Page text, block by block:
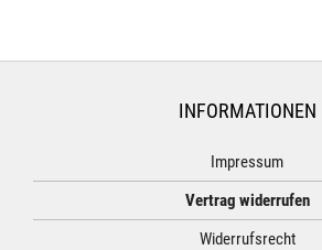
INFORMATIONEN
Impressum
Vertrag widerrufen
Widerrufsrecht